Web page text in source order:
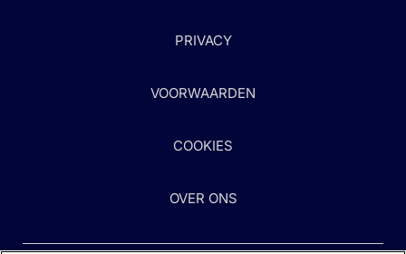
PRIVACY
VOORWAARDEN
COOKIES
OVER ONS